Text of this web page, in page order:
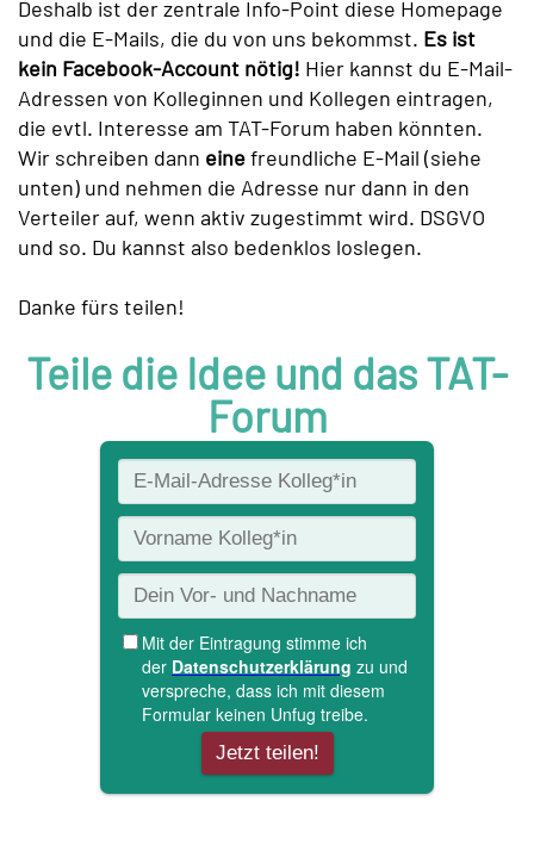
Deshalb ist der zentrale Info-Point diese Homepage
und die E-Mails, die du von uns bekommst. Es ist
kein Facebook-Account nötig! Hier kannst du E-Mail-
Adressen von Kolleginnen und Kollegen eintragen,
die evtl. Interesse am TAT-Forum haben könnten.
Wir schreiben dann einefreundliche E-Mail (siehe
unten) und nehmen die Adresse nur dann in den
Verteiler auf, wenn aktiv zugestimmt wird. DSGVO
und so. Du kannst also bedenklos loslegen.
Danke fürs teilen!
Teile die Idee und das TAT-
Forum